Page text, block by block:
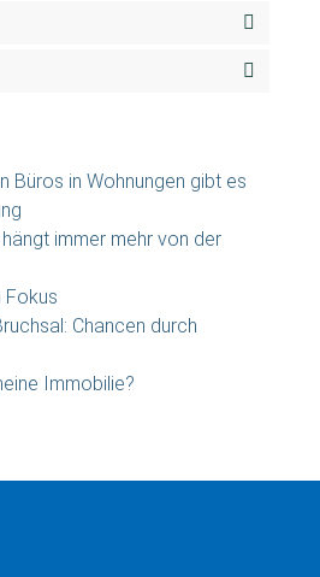
Büros in Wohnungen gibt es
immer mehr von der
Fokus
Chancen durch
Immobilie?